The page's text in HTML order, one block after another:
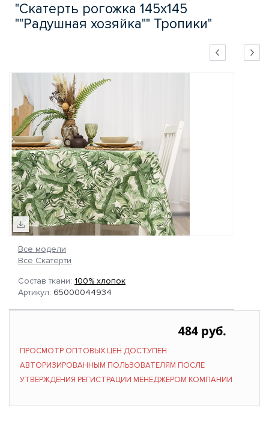
"Скатерть рогожка 145х145
""Радушная хозяйка"" Тропики"
Все модели
Все Скатерти
Состав ткани: 100% хлопок
Артикул: 65000044934
484 руб.
ПРОСМОТР ОПТОВЫХ ЦЕН ДОСТУПЕН
АВТОРИЗИРОВАННЫМ ПОЛЬЗОВАТЕЛЯМ ПОСЛЕ
УТВЕРЖДЕНИЯ РЕГИСТРАЦИИ МЕНЕДЖЕРОМ КОМПАНИИ